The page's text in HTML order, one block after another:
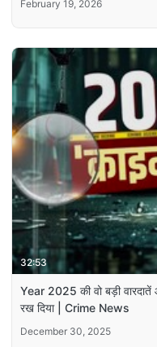
February 19, 2026
32:53
Year 2025 की वो बड़ी
रख दिया | Crime News
December 30, 2025